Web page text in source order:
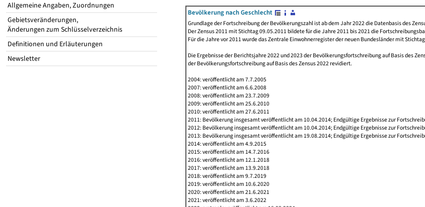
Allgemeine Angaben, Zuordnungen
Gebietsveränderungen,
Änderungen zum Schlüsselverzeichnis
Definitionen und Erläuterungen
Newsletter
Bevölkerung nach Geschlecht
Grundlage der Fortschreibung der Bevölkerungszahl ist ab dem Jahr 2022 die Datenbasis des
Der Zensus 2011 mit Stichtag 09.05.2011 bildete für die Jahre 2011 bis 2021 die
Für die Jahre vor 2011 wurde das Zentrale Einwohnerregister der neuen Bundesländer mit
Die Ergebnisse der Berichtsjahre 2022 und 2023 der Bevölkerungsfortschreibung auf Basis des
der Bevölkerungsfortschreibung auf Basis des Zensus 2022 revidiert.
2004: veröffentlicht am 7.7.2005
2007: veröffentlicht am 6.6.2008
2008: veröffentlicht am 23.7.2009
2009: veröffentlicht am 25.6.2010
2010: veröffentlicht am 27.6.2011
2011: Bevölkerung insgesamt veröffentlicht am 10.04.2014; Endgültige Ergebnisse zur
2012: Bevölkerung insgesamt veröffentlicht am 10.04.2014; Endgültige Ergebnisse zur
2013: Bevölkerung insgesamt veröffentlicht am 19.08.2014; Endgültige Ergebnisse zur
2014: veröffentlicht am 4.9.2015
2015: veröffentlicht am 14.7.2016
2016: veröffentlicht am 12.1.2018
2017: veröffentlicht am 13.9.2018
2018: veröffentlicht am 9.7.2019
2019: veröffentlicht am 10.6.2020
2020: veröffentlicht am 21.6.2021
2021: veröffentlicht am 3.6.2022